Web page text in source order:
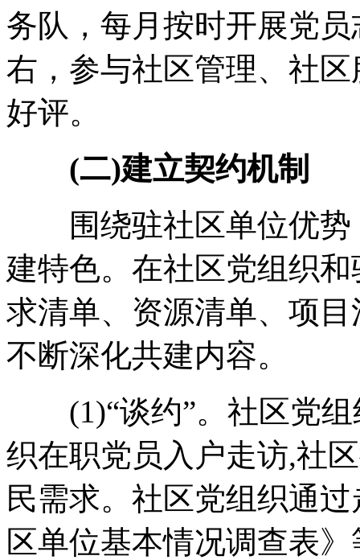
务队，每月按时开展党
右，参与社区管理、社
好评。
(二)建立契约机制
围绕驻社区单位优势
建特色。在社区党组织
求清单、资源清单、项
不断深化共建内容。
(1)“谈约”。社区党组
织在职党员入户走访,社
民需求。社区党组织通
区单位基本情况调查表